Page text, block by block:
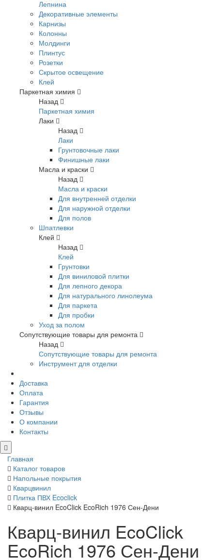
Лепнина
Декоративные элементы
Карнизы
Колонны
Молдинги
Плинтус
Розетки
Скрытое освещение
Клей
Паркетная химия
Назад
Паркетная химия
Лаки
Назад
Лаки
Грунтовочные лаки
Финишные лаки
Масла и краски
Назад
Масла и краски
Для внутренней отделки
Для наружной отделки
Для полов
Шпатлевки
Клей
Назад
Клей
Грунтовки
Для виниловой плитки
Для лепного декора
Для натурального линолеума
Для паркета
Для пробки
Уход за полом
Сопутствующие товары для ремонта
Назад
Сопутствующие товары для ремонта
Инструмент для отделки
Доставка
Оплата
Гарантия
Отзывы
О компании
Контакты
Главная
Каталог товаров
Напольные покрытия
Кварцвинил
Плитка ПВХ Ecoclick
Кварц-винил EcoClick EcoRich 1976 Сен-Дени
Кварц-винил EcoClick
EcoRich 1976 Сен-Дени